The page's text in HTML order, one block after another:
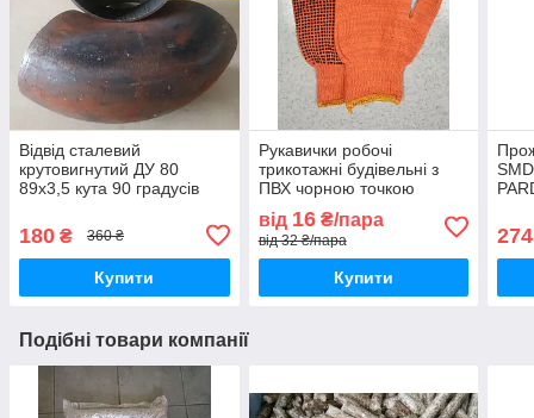
Відвід сталевий
крутовигнутий ДУ 80
89х3,5 кута 90 градусів
приварний цільновтягнутий
180 ₴ 360 ₴
Купити
Рукавички робочі
трикотажні будівельні з
ПВХ чорною точкою
універсальний WE2129
від 16₴/пара
від 32 ₴/пара
Купити
274
Подібні товари компанії